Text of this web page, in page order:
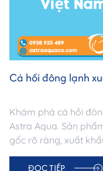
Cá hồi đông lạnh
Khám phá cá hồi
Astra Aqua. Sản
gốc rõ ràng, xuất
925 489.
ĐỌC TIẾP